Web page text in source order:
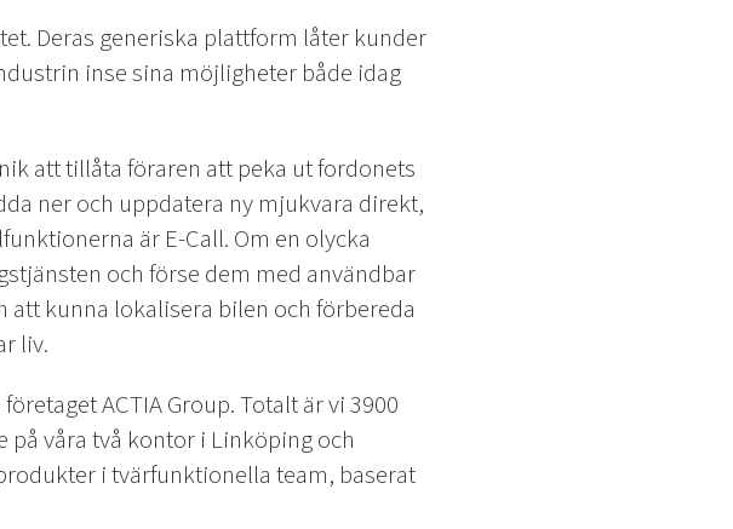
Deras generiska plattform låter kunder
inse sina möjligheter både idag
att tillåta föraren att peka ut fordonets
ner och uppdatera ny mjukvara direkt,
är E-Call. Om en olycka
och förse dem med användbar
kunna lokalisera bilen och förbereda
liv.
ACTIA Group. Totalt är vi 3900
på våra två kontor i Linköping och
i tvärfunktionella team, baserat